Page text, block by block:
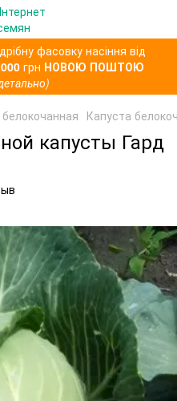
фасовку насіння від
грн НОВОЮ ПОШТОЮ
Капуста
капусты Гард